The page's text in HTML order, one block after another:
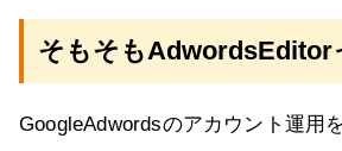
そもそもAdwordsEditor
GoogleAdwordsのアカウント運用